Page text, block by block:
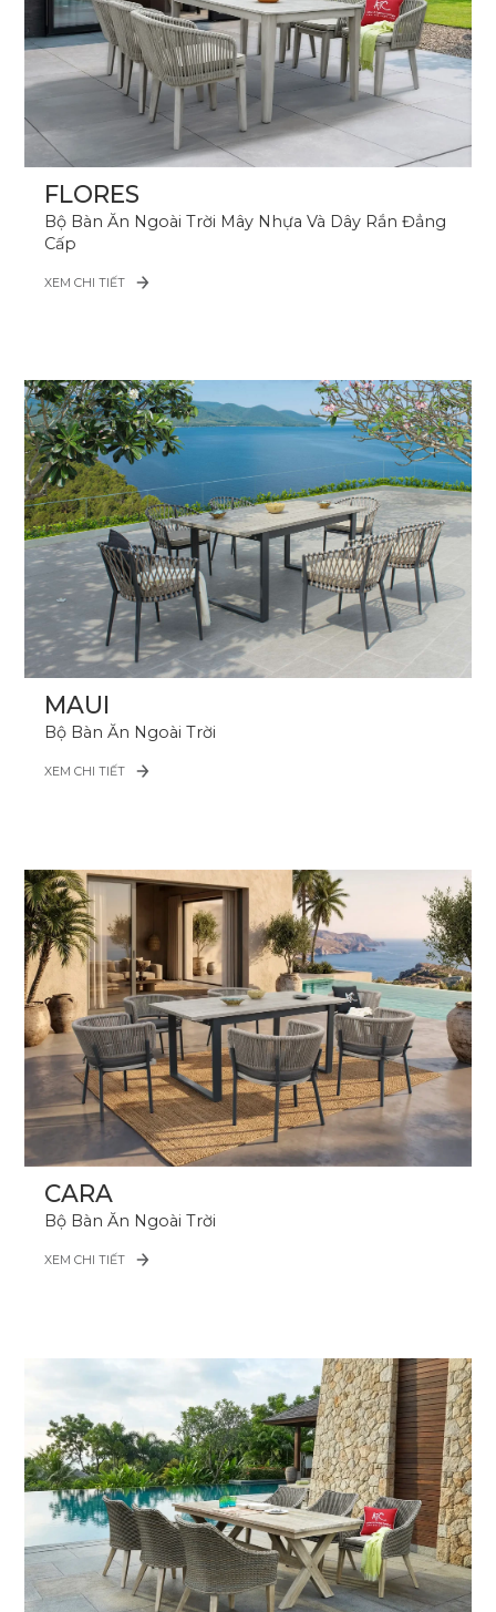
FLORES
Bộ Bàn Ăn Ngoài Trời Mây Nhựa Và Dây Rắn Đẳng
Cấp
XEM CHI TIẾT
MAUI
Bộ Bàn Ăn Ngoài Trời
XEM CHI TIẾT
CARA
Bộ Bàn Ăn Ngoài Trời
XEM CHI TIẾT